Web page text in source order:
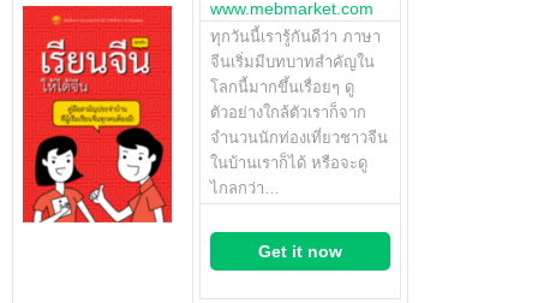
www.mebmarket.com
ทุกวันนี้เรารู้กันดีว่า ภาษา
จีนเริ่มมีบทบาทสำคัญใน
โลกนี้มากขึ้นเรื่อยๆ ดู
ตัวอย่างใกล้ตัวเราก็จาก
จำนวนนักท่องเที่ยวชาวจีน
ในบ้านเราก็ได้ หรือจะดู
ไกลกว่า…
Get it now